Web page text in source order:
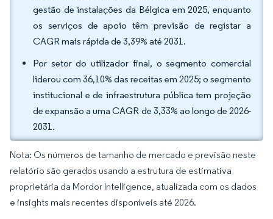
gestão de instalações da Bélgica em 2025, enquanto
os serviços de apoio têm previsão de registar a
CAGR mais rápida de 3,39% até 2031.
Por setor do utilizador final, o segmento comercial
liderou com 36,10% das receitas em 2025; o segmento
institucional e de infraestrutura pública tem projeção
de expansão a uma CAGR de 3,33% ao longo de 2026-
2031.
Nota: Os números de tamanho de mercado e previsão neste
relatório são gerados usando a estrutura de estimativa
proprietária da Mordor Intelligence, atualizada com os dados
e insights mais recentes disponíveis até 2026.